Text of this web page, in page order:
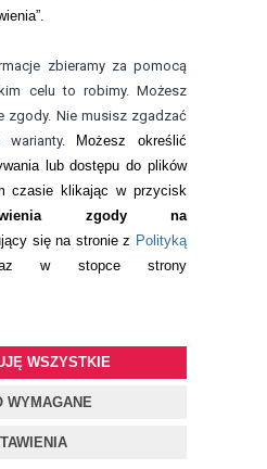
zbieramy za pomocą
celu to robimy. Możesz
zgody. Nie musisz zgadzać
Możesz określić
lub dostępu do plików
czasie klikając w przycisk
zgody na
się na stronie z Polityką
w stopce strony
WSZYSTKIE
WYMAGANE
.PL | soczewki kontaktowe i płyny